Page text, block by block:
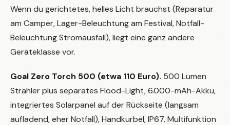
Wenn du gerichtetes, helles Licht brauchst (Reparatur
am Camper, Lager-Beleuchtung am Festival, Notfall-
Beleuchtung Stromausfall), liegt eine ganz andere
Geräteklasse vor.
Goal Zero Torch 500 (etwa 110 Euro). 500 Lumen
Strahler plus separates Flood-Light, 6.000-mAh-Akku,
integriertes Solarpanel auf der Rückseite (langsam
aufladend, eher Notfall), Handkurbel, IP67. Multifunktion